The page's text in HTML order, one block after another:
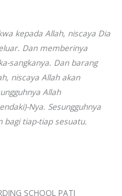
kepada Allah, niscaya Dia
Dan memberinya
sangkanya. Dan barang
niscaya Allah akan
Allah
Nya. Sesungguhnya
bagi tiap-tiap sesuatu.
SCHOOL PATI